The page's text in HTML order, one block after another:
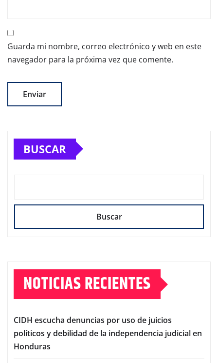
Guarda mi nombre, correo electrónico y web en este
navegador para la próxima vez que comente.
BUSCAR
Buscar
NOTICIAS RECIENTES
CIDH escucha denuncias por uso de juicios
políticos y debilidad de la independencia judicial en
Honduras